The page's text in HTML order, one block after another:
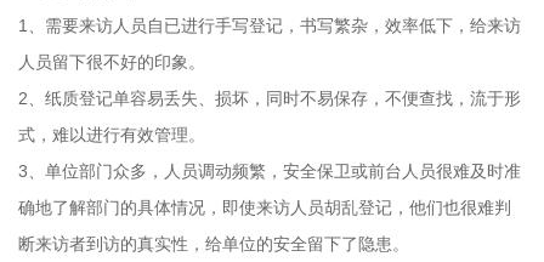
1、需要来访人员自已进行手写登记，书写繁杂，效率低下，给来访
人员留下很不好的印象。
2、纸质登记单容易丢失、损坏，同时不易保存，不便查找，流于形
式，难以进行有效管理。
3、单位部门众多，人员调动频繁，安全保卫或前台人员很难及时准
确地了解部门的具体情况，即使来访人员胡乱登记，他们也很难判
断来访者到访的真实性，给单位的安全留下了隐患。